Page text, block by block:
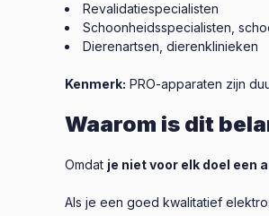
Revalidatiespecialisten
Schoonheidsspecialisten,
Dierenartsen, dierenklinieken
Kenmerk: PRO-apparaten zijn
Waarom is dit
Omdat je niet voor elk doel een
Als je een goed kwalitatief